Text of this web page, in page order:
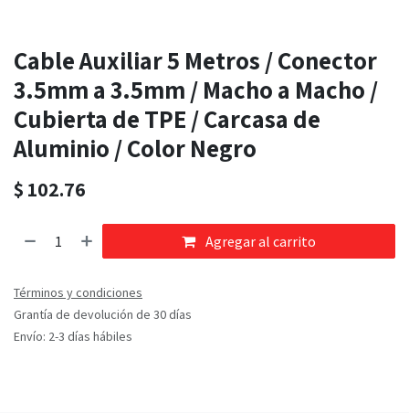
Cable Auxiliar 5 Metros / Conector
3.5mm a 3.5mm / Macho a Macho /
Cubierta de TPE / Carcasa de
Aluminio / Color Negro
$ 102.76
Agregar al carrito
Términos y condiciones
Grantía de devolución de 30 días
Envío: 2-3 días hábiles